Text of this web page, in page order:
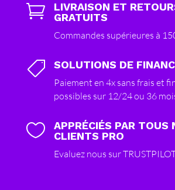

LIVRAISON ET
GRATUITS
Commandes supérieures à
 SOLUTIONS DE
Paiement en 4x sans frais et
possibles sur 12/24 ou 36

APPRÉCIÉS PAR TOUS
CLIENTS PRO
Evaluez nous sur